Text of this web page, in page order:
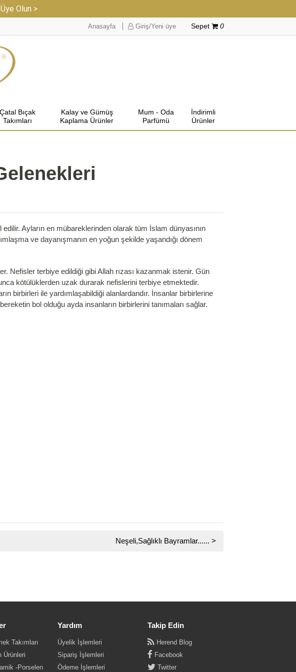
Olun >
Anasayfa Giriş/Yeni üye Sepet 0
Çatal Bıçak
Takımları
Kalay ve Gümüş
Kaplama Ürünler
Mum - Oda
Parfümü
İndirimli
Ürünler
Ayların en mübareklerinden olarak tüm İslam dünyasının
ve dayanışmanın en yoğun şekilde yaşandığı dönem
Nefisler terbiye edildiği gibi Allah rızası kazanmak istenir. Gün
kötülüklerden uzak durarak nefislerini terbiye etmektedir.
birbirleri ile yardımlaşabildiği alanlardandır. İnsanlar birbirlerine
bol olduğu ayda insanların birbirlerini tanımaları sağlar.
Neşeli,Sağlıklı Bayramlar...... >
Takımları
Ürünleri
-Porselen
Yardım
Üyelik İşlemleri
Sipariş İşlemleri
Ödeme İşlemleri
Takip Edin
Herend Blog
Facebook
Twitter